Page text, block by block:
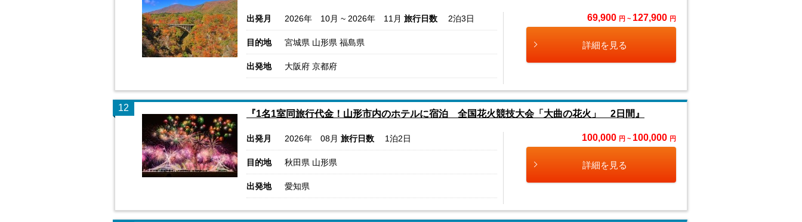
出発月 2026年 10月 ~ 2026年 11月 旅行日数 2泊3日
目的地 宮城県 山形県 福島県
出発地 大阪府 京都府
69,900 円 ~ 127,900 円
詳細を見る
12
『1名1室同旅行代金！山形市内のホテルに宿泊 全国花火競技大会「大曲の花火」 2日間』
出発月 2026年 08月 旅行日数 1泊2日
目的地 秋田県 山形県
出発地 愛知県
100,000 円 ~ 100,000 円
詳細を見る